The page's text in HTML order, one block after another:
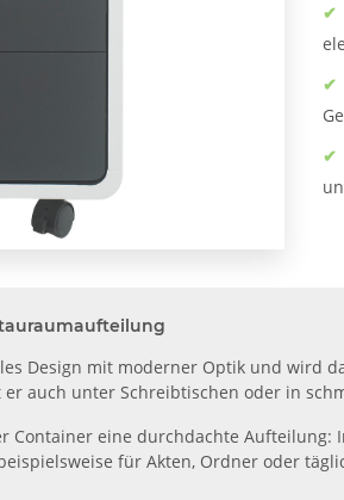
✔
✔
✔
Design mit moderner Optik und wird
auch unter Schreibtischen oder in
Container eine durchdachte
für Akten, Ordner oder